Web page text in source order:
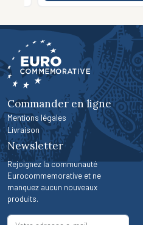
Commander en ligne
Mentions légales
Livraison
Newsletter
Rejoignez la communauté
Eurocommemorative et ne
manquez aucun nouveaux
produits.